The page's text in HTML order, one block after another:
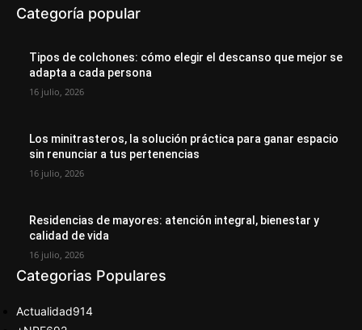
Categoría popular
Tipos de colchones: cómo elegir el descanso que mejor se
adapta a cada persona
16 julio, 2026
Los minitrasteros, la solución práctica para ganar espacio
sin renunciar a tus pertenencias
16 julio, 2026
Residencias de mayores: atención integral, bienestar y
calidad de vida
16 julio, 2026
Categorias Populares
Actualidad914